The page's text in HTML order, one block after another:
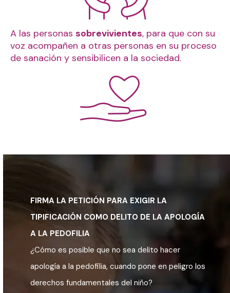
A las personas sobrevivientes, para que con su
voz acompañen a otras personas en su proceso
de sanación y sensibilicen a la sociedad.
FIRMA LA PETICIÓN PARA EXIGIR LA
TIPIFICACIÓN COMO DELITO DE LA APOLOGÍA
A LA PEDOFILIA
¿Cómo es posible que no sea delito hacer
apología a la pedofilia, cuando pone en peligro los
derechos fundamentales del niño?